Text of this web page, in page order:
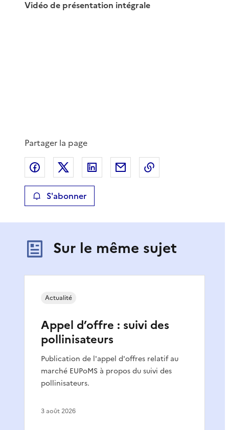
Vidéo de présentation intégrale
Partager la page
Partager sur Facebook
Partager sur XPartager sur LinkedIn
Partager par email
S'abonner
Sur le même sujet
Appel d’offre : suivi des
pollinisateurs
Publication de l'appel d'offres relatif au
marché EUPoMS à propos du suivi des
pollinisateurs.
Actualité
3 août 2026